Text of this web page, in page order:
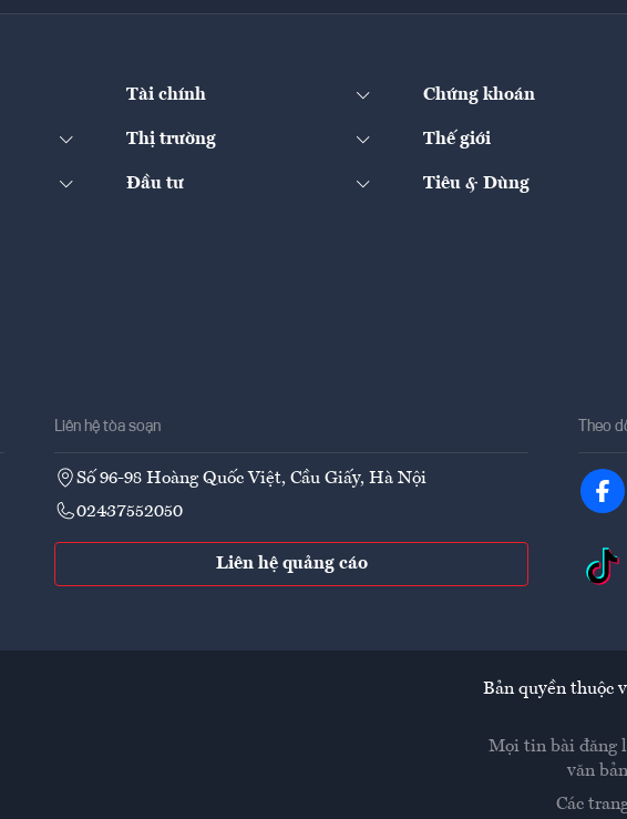
Tài chính Chứng khoán
Thị trường Thế giới
Đầu tư Tiêu & Dùng
Liên hệ tòa soạn
Số 96-98 Hoàng Quốc Việt, Cầu Giấy, Hà Nội
02437552050
Liên hệ quảng cáo
Theo
Bản quyền thuộc
Mọi tin bài đăng
văn
Các